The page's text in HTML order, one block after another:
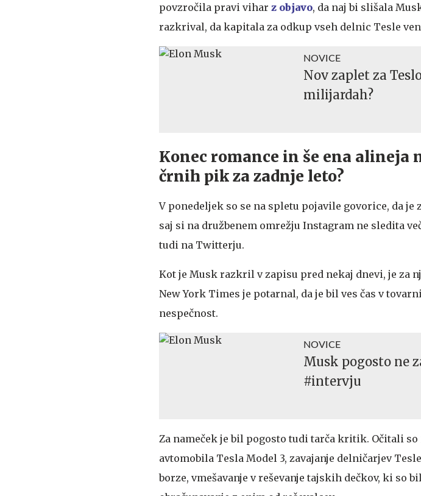
povzročila pravi vihar z objavo, da naj bi slišala
razkrival, da kapitala za odkup vseh delnic Tesle
NOVICE
Nov zaplet za
milijardah?
Konec romance in še ena alineja
črnih pik za zadnje leto?
V ponedeljek so se na spletu pojavile govorice, da je
saj si na družbenem omrežju Instagram ne sledita
tudi na Twitterju.
Kot je Musk razkril v zapisu pred nekaj dnevi, je za
New York Times je potarnal, da je bil ves čas v
nespečnost.
NOVICE
Musk pogosto ne
#intervju
Za nameček je bil pogosto tudi tarča kritik. Očitali
avtomobila Tesla Model 3, zavajanje delničarjev
borze, vmešavanje v reševanje tajskih dečkov, ki so